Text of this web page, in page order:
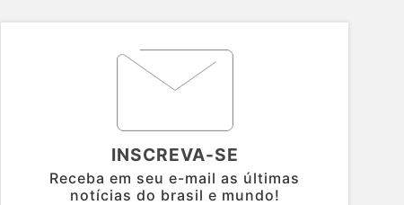
INSCREVA-SE
Receba em seu e-mail as últimas
notícias do brasil e mundo!